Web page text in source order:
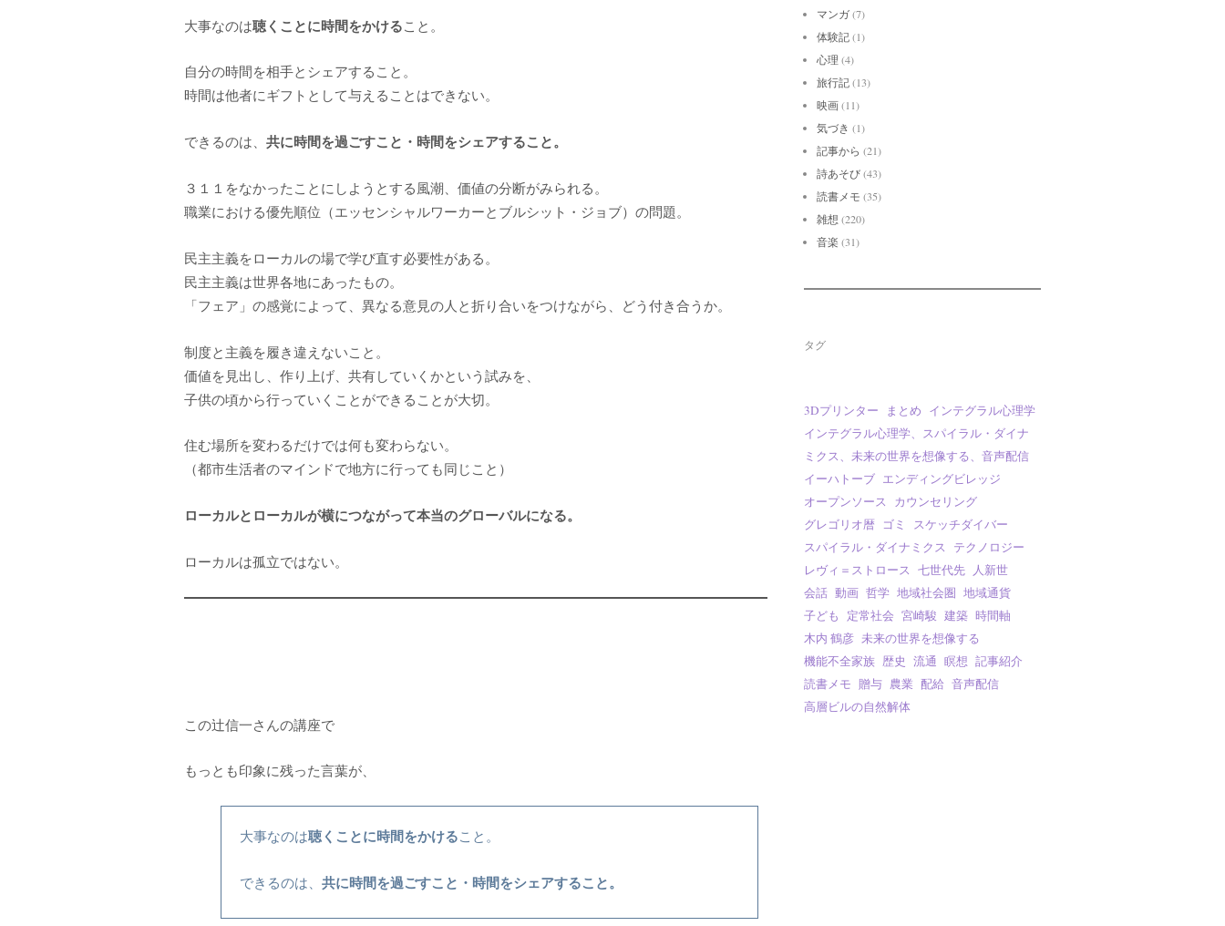
大事なのは聴くことに時間をかけること。
自分の時間を相手とシェアすること。
時間は他者にギフトとして与えることはできない。
できるのは、 共に時間を過ごすこと・時間をシェアすること。
３１１をなかったことにしようとする風潮、価値の分断がみられる。
職業における優先順位（エッセンシャルワーカーとブルシット・ジョブ）の問題。
民主主義をローカルの場で学び直す必要性がある。
民主主義は世界各地にあったもの。
「フェア」の感覚によって、異なる意見の人と折り合いをつけながら、どう付き合うか。
制度と主義を履き違えないこと。
価値を見出し、作り上げ、共有していくかという試みを、
子供の頃から行っていくことができることが大切。
住む場所を変わるだけでは何も変わらない。
（都市生活者のマインドで地方に行っても同じこと）
ローカルとローカルが横につながって本当のグローバルになる。
ローカルは孤立ではない。
この辻信一さんの講座で
もっとも印象に残った言葉が、
大事なのは聴くことに時間をかけること。
できるのは、 共に時間を過ごすこと・時間をシェアすること。
マンガ(7)
体験記(1)
心理 (4)
旅行記(13)
映画(11)
気づき (1)
記事から (21)
詩あそび(43)
読書メモ (35)
雑想 (220)
音楽 (31)
タグ
3Dプリンター まとめ インテグラル心理学
インテグラル心理学、スパイラル・ダイナ
ミクス、未来の世界を想像する、音声配信
イーハトーブ エンディングビレッジ
オープンソース
カウンセリング
グレゴリオ暦 ゴミ
スケッチダイバー
スパイラル・ダイナミクス
テクノロジー
レヴィ＝ストロース 七世代先
人新世
会話 動画 哲学 地域社会圏 地域通貨
子ども
定常社会 宮崎駿 建築 時間軸
木内 鶴彦 未来の世界を想像する
機能不全家族 歴史 流通 瞑想 記事紹介
読書メモ 贈与 農業 配給 音声配信
高層ビルの自然解体